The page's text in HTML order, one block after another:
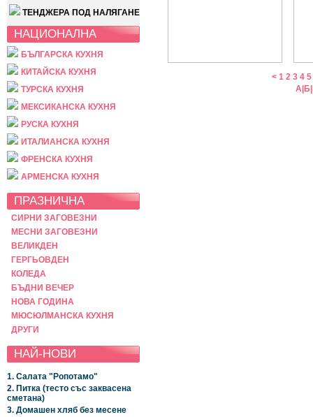
ТЕНДЖЕРА ПОД НАЛЯГАНЕ
НАЦИОНАЛНА
БЪЛГАРСКА КУХНЯ
КИТАЙСКА КУХНЯ
ТУРСКА КУХНЯ
МЕКСИКАНСКА КУХНЯ
РУСКА КУХНЯ
ИТАЛИАНСКА КУХНЯ
ФРЕНСКА КУХНЯ
АРМЕНСКА КУХНЯ
ПРАЗНИЧНА
СИРНИ ЗАГОВЕЗНИ
МЕСНИ ЗАГОВЕЗНИ
ВЕЛИКДЕН
ГЕРГЬОВДЕН
КОЛЕДА
БЪДНИ ВЕЧЕР
НОВА ГОДИНА
МЮСЮЛМАНСКА КУХНЯ
ДРУГИ
НАЙ-НОВИ
1. Салата "Ропотамо"
2. Питка (тесто със заквасена
сметана)
3. Домашен хляб без месене
< 1 2 3 4 5
А Б